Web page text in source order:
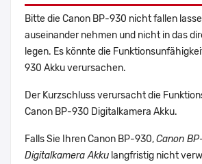
Bitte die Canon BP-930 nicht fallen
auseinander nehmen und nicht in das
legen. Es könnte die
930 Akku verursachen.
Der Kurzschluss verursacht die
Canon BP-930 Digitalkamera Akku.
Falls Sie Ihren Canon BP-930,Canon
Digitalkamera Akku langfristig nicht